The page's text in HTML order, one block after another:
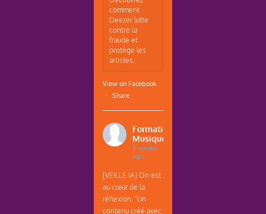
comment
Deezer lutte
contre la
fraude et
protège les
artistes.
View on Facebook
·
Share
Formations
Musique
3 weeks
ago
[VEILLE IA] On est
au cœur de la
réflexion. "Un
contenu créé avec